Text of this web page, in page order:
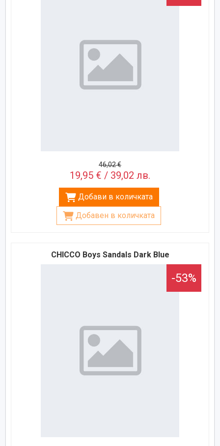
46,02 €
19,95 € / 39,02 лв.
Добави в количката
Добавен в количката
CHICCO Boys Sandals Dark Blue
-53%